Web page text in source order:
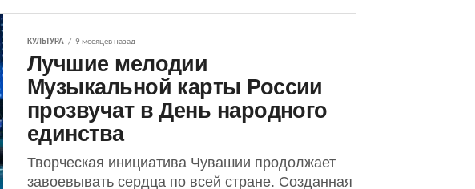
КУЛЬТУРА 9 месяцев назад
Лучшие мелодии
Музыкальной карты России
прозвучат в День народного
единства
Творческая инициатива Чувашии продолжает
завоевывать сердца по всей стране. Созданная